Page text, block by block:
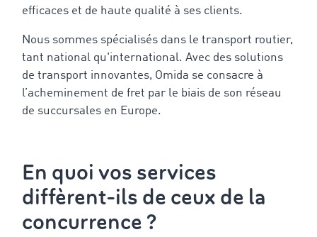
efficaces et de haute qualité à ses clients.
Nous sommes spécialisés dans le transport routier,
tant national qu'international. Avec des solutions
de transport innovantes, Omida se consacre à
l’acheminement de fret par le biais de son réseau
de succursales en Europe.
En quoi vos services
diffèrent-ils de ceux de la
concurrence ?